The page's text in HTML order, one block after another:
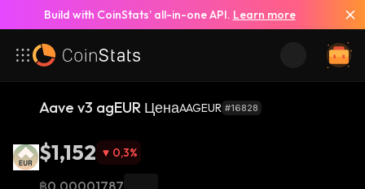
Build with CoinStats’ all-in-one API. Learn more
Aave v3 agEUR ЦенаAAGEUR #16828
$1,152 0,3%
฿0,00001787